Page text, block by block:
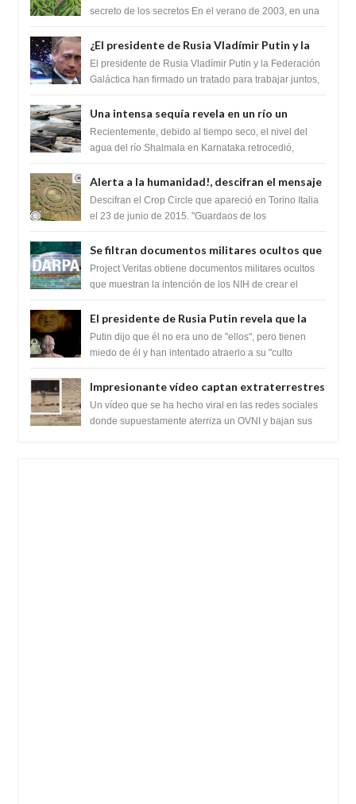
humanidad
secreto de los secretos En el verano de 2003, en una
¿El presidente de Rusia Vladímir Putin y la
Federación Galactica han firmado un
tratado para acabar con los Sionistas?
El presidente de Rusia Vladímir Putin y la Federación
Galáctica han firmado un tratado para trabajar juntos,
Una intensa sequía revela en un río un
impresionante hallazgo de miles de Shiva
Lingas
Recientemente, debido al tiempo seco, el nivel del
agua del río Shalmala en Karnataka retrocedió,
Alerta a la humanidad!, descifran el mensaje
del Crop Circle de Torino ,Italia
Descifran el Crop Circle que apareció en Torino Italia
el 23 de junio de 2015. "Guardaos de los
Se filtran documentos militares ocultos que
muestran la intención de los NIH de crear el
SARS-CoV-2, utilizando la investigación de
Project Veritas obtiene documentos militares ocultos
que muestran la intención de los NIH de crear el
El presidente de Rusia Putin revela que la
clase dominante en el mundo son los
híbridos reptiles
Putin dijo que él no era uno de "ellos", pero tienen
miedo de él y han intentado atraerlo a su "culto
Impresionante vídeo captan extraterrestres
bajando de un OVNI en Arabia Saudita
Un vídeo que se ha hecho viral en las redes sociales
donde supuestamente aterriza un OVNI y bajan sus